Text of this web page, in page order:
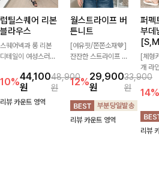
럽틸스퀘어 리본
블라우스
스퀘어넥과 롱 리본
디테일이 여성스러운
는 블라우스입니다.
자연스럽게 잡힌 셔링
과 봉긋한 소매가 여
10%44,100
원
48,900
원
리뷰 카운트 영역
월스트라이프 버
튼니트
[여유핏/쫀쫀소재🤎]
잔잔한 스트라이프 패
더해져 캐주얼하면서
도 세련된 무드를 연
출해주는 니트- 가볍
고 부드러운 착용감으
로 단독은 물론 데일
12%29,900
원
33,900
원
리뷰 카운트 영역
퍼펙
부데
[체형
개 라
리 라
슬림
5부
부담
유로운
게 착
14%
리뷰